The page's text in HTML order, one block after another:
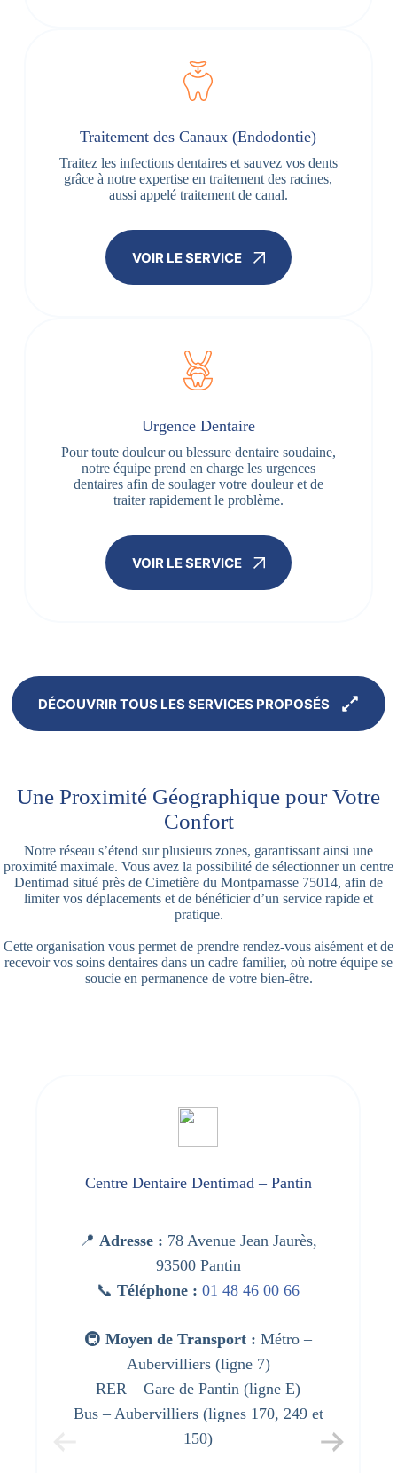
Traitement des Canaux (Endodontie)
Traitez les infections dentaires et sauvez vos dents
grâce à notre expertise en traitement des racines,
aussi appelé traitement de canal.
VOIR LE SERVICE
Urgence Dentaire
Pour toute douleur ou blessure dentaire soudaine,
notre équipe prend en charge les urgences
dentaires afin de soulager votre douleur et de
traiter rapidement le problème.
VOIR LE SERVICE
DÉCOUVRIR TOUS LES SERVICES PROPOSÉS
Une Proximité Géographique pour Votre
Confort
Notre réseau s’étend sur plusieurs zones, garantissant ainsi une
proximité maximale. Vous avez la possibilité de sélectionner un centre
Dentimad situé près de Cimetière du Montparnasse 75014, afin de
limiter vos déplacements et de bénéficier d’un service rapide et
pratique.
Cette organisation vous permet de prendre rendez-vous aisément et de
recevoir vos soins dentaires dans un cadre familier, où notre équipe se
soucie en permanence de votre bien-être.
Centre Dentaire Dentimad – Pantin
📍Adresse : 78 Avenue Jean Jaurès,
93500 Pantin
📞Téléphone : 01 48 46 00 66
🚇Moyen de Transport : Métro –
Aubervilliers (ligne 7)
RER – Gare de Pantin (ligne E)
Bus – Aubervilliers (lignes 170, 249 et
150)